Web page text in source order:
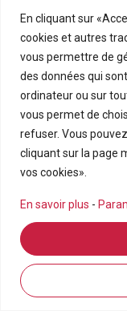
En cliquant sur
cookies et autres
vous permettre de
des données qui
ordinateur ou sur
vous permet de
refuser. Vous
cliquant sur la page
vos cookies».
En savoir plus -
190 000€
Appartement T3
BRAS PANON
3